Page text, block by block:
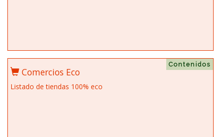
Contenidos
Comercios Eco
Listado de tiendas 100% eco